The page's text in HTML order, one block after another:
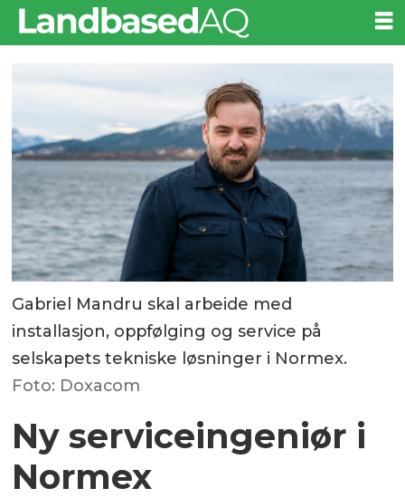
Gabriel Mandru skal arbeide med
installasjon, oppfølging og service på
selskapets tekniske løsninger i Normex.
Foto: Doxacom
Ny serviceingeniør i
Normex